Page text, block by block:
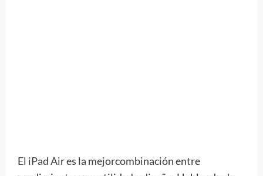
El iPad Air es la mejorcombinación entre